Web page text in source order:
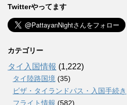
Twitterやってます
カテゴリー
タイ入国情報 (1,222)
タイ陸路国境 (35)
ビザ・タイランドパス・入国手続き
フライト情報 (582)